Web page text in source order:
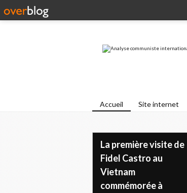
Accueil Site internet
La première visite de
Fidel Castro au
Vietnam
commémorée à